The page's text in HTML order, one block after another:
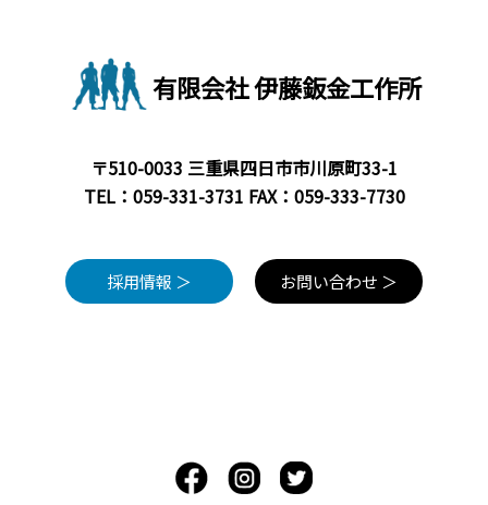
有限会社 伊藤鈑金工作所
〒510-0033 三重県四日市市川原町33-1
TEL： 059-331-3731 FAX：059-333-7730
採用情報 ＞ お問い合わせ ＞